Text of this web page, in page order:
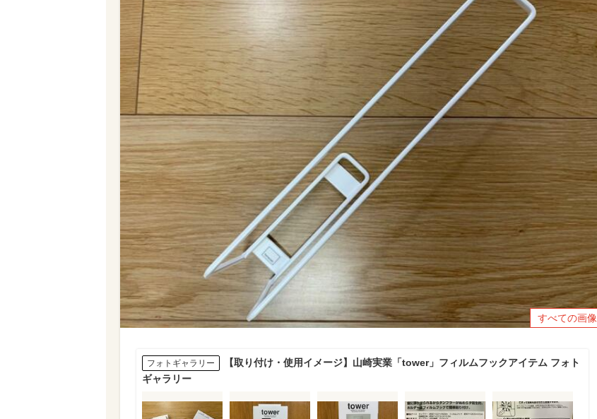
すべての画像
フォトギャラリー
【取り付け・使用イメージ】山崎実業「tower」フィルムフックアイテム フォト
ギャラリー